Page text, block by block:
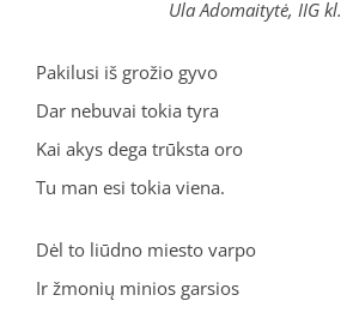
Ula Adomaitytė, IIG
Pakilusi iš grožio gyvo
Dar nebuvai tokia tyra
Kai akys dega trūksta oro
Tu man esi tokia viena.
Dėl to liūdno miesto varpo
Ir žmonių minios garsios